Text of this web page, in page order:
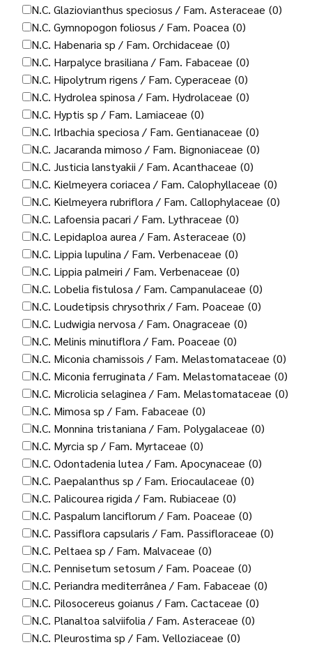
N.C. Glaziovianthus speciosus / Fam. Asteraceae (0)
N.C. Gymnopogon foliosus / Fam. Poacea (0)
N.C. Habenaria sp / Fam. Orchidaceae (0)
N.C. Harpalyce brasiliana / Fam. Fabaceae (0)
N.C. Hipolytrum rigens / Fam. Cyperaceae (0)
N.C. Hydrolea spinosa / Fam. Hydrolaceae (0)
N.C. Hyptis sp / Fam. Lamiaceae (0)
N.C. Irlbachia speciosa / Fam. Gentianaceae (0)
N.C. Jacaranda mimoso / Fam. Bignoniaceae (0)
N.C. Justicia lanstyakii / Fam. Acanthaceae (0)
N.C. Kielmeyera coriacea / Fam. Calophyllaceae (0)
N.C. Kielmeyera rubriflora / Fam. Callophylaceae (0)
N.C. Lafoensia pacari / Fam. Lythraceae (0)
N.C. Lepidaploa aurea / Fam. Asteraceae (0)
N.C. Lippia lupulina / Fam. Verbenaceae (0)
N.C. Lippia palmeiri / Fam. Verbenaceae (0)
N.C. Lobelia fistulosa / Fam. Campanulaceae (0)
N.C. Loudetipsis chrysothrix / Fam. Poaceae (0)
N.C. Ludwigia nervosa / Fam. Onagraceae (0)
N.C. Melinis minutiflora / Fam. Poaceae (0)
N.C. Miconia chamissois / Fam. Melastomataceae (0)
N.C. Miconia ferruginata / Fam. Melastomataceae (0)
N.C. Microlicia selaginea / Fam. Melastomataceae (0)
N.C. Mimosa sp / Fam. Fabaceae (0)
N.C. Monnina tristaniana / Fam. Polygalaceae (0)
N.C. Myrcia sp / Fam. Myrtaceae (0)
N.C. Odontadenia lutea / Fam. Apocynaceae (0)
N.C. Paepalanthus sp / Fam. Eriocaulaceae (0)
N.C. Palicourea rigida / Fam. Rubiaceae (0)
N.C. Paspalum lanciflorum / Fam. Poaceae (0)
N.C. Passiflora capsularis / Fam. Passifloraceae (0)
N.C. Peltaea sp / Fam. Malvaceae (0)
N.C. Pennisetum setosum / Fam. Poaceae (0)
N.C. Periandra mediterrânea / Fam. Fabaceae (0)
N.C. Pilosocereus goianus / Fam. Cactaceae (0)
N.C. Planaltoa salviifolia / Fam. Asteraceae (0)
N.C. Pleurostima sp / Fam. Velloziaceae (0)